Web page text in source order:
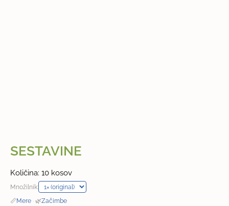
SESTAVINE
Količina: 10 kosov
Množilnik:
📏Mere · 🌿Začimbe